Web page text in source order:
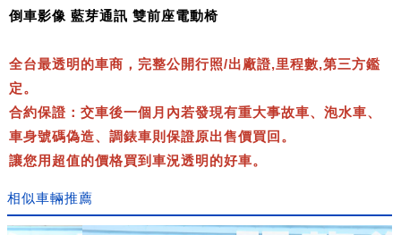
倒車影像 藍芽通訊 雙前座電動椅
全台最透明的車商，完整公開行照/出廠證,里程數,第三方鑑
定。
合約保證：交車後一個月內若發現有重大事故車、泡水車、
車身號碼偽造、調錶車則保證原出售價買回。
讓您用超值的價格買到車況透明的好車。
相似車輛推薦